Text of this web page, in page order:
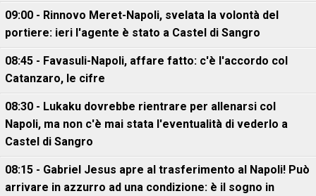
09:00 - Rinnovo Meret-Napoli, svelata la volontà del
portiere: ieri l'agente è stato a Castel di Sangro
08:45 - Favasuli-Napoli, affare fatto: c'è l'accordo col
Catanzaro, le cifre
08:30 - Lukaku dovrebbe rientrare per allenarsi col
Napoli, ma non c'è mai stata l'eventualità di vederlo a
Castel di Sangro
08:15 - Gabriel Jesus apre al trasferimento al Napoli! Può
arrivare in azzurro ad una condizione: è il sogno in